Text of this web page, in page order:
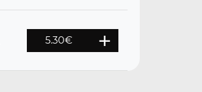
5.30€